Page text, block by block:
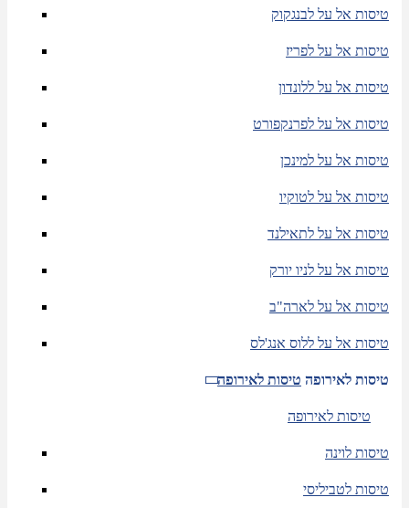
טיסות אל על לבנגקוק
טיסות אל על לפריז
טיסות אל על ללונדון
טיסות אל על לפרנקפורט
טיסות אל על למינכן
טיסות אל על לטוקיו
טיסות אל על לתאילנד
טיסות אל על לניו יורק
טיסות אל על לארה"ב
טיסות אל על ללוס אנג'לס
טיסות לאירופה טיסות לאירופה
טיסות לאירופה
טיסות לוינה
טיסות לטביליסי